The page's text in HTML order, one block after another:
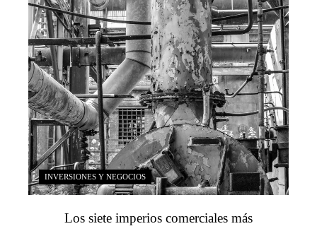
INVERSIONES Y NEGOCIOS
Los siete imperios comerciales más